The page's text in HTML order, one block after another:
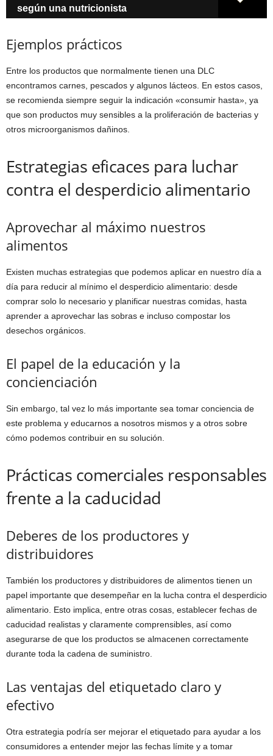
según una nutricionista
Ejemplos prácticos
Entre los productos que normalmente tienen una DLC
encontramos carnes, pescados y algunos lácteos. En estos casos,
se recomienda siempre seguir la indicación «consumir hasta», ya
que son productos muy sensibles a la proliferación de bacterias y
otros microorganismos dañinos.
Estrategias eficaces para luchar
contra el desperdicio alimentario
Aprovechar al máximo nuestros
alimentos
Existen muchas estrategias que podemos aplicar en nuestro día a
día para reducir al mínimo el desperdicio alimentario: desde
comprar solo lo necesario y planificar nuestras comidas, hasta
aprender a aprovechar las sobras e incluso compostar los
desechos orgánicos.
El papel de la educación y la
concienciación
Sin embargo, tal vez lo más importante sea tomar conciencia de
este problema y educarnos a nosotros mismos y a otros sobre
cómo podemos contribuir en su solución.
Prácticas comerciales responsables
frente a la caducidad
Deberes de los productores y
distribuidores
También los productores y distribuidores de alimentos tienen un
papel importante que desempeñar en la lucha contra el desperdicio
alimentario. Esto implica, entre otras cosas, establecer fechas de
caducidad realistas y claramente comprensibles, así como
asegurarse de que los productos se almacenen correctamente
durante toda la cadena de suministro.
Las ventajas del etiquetado claro y
efectivo
Otra estrategia podría ser mejorar el etiquetado para ayudar a los
consumidores a entender mejor las fechas límite y a tomar